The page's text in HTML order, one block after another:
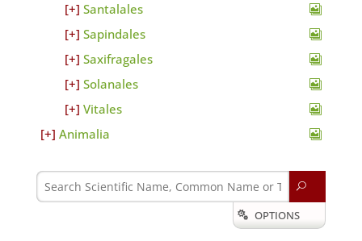
Santalales
Sapindales
Saxifragales
Solanales
Vitales
Animalia
U
 OPTIONS